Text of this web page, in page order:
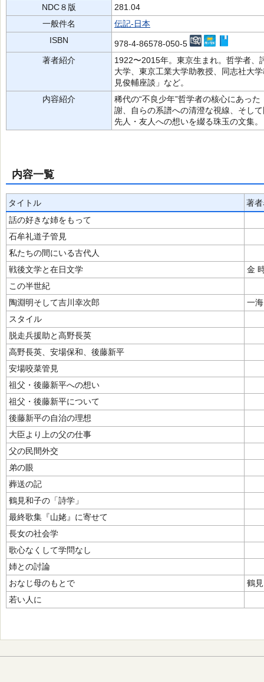
NDC８版
281.04
一般件名
伝記-日本
ISBN
978-4-86578-050-5
著者紹介
1922〜2015年。東京生まれ。哲学者、
大学、東京工業大学助教授、同志社大
見俊輔座談」など。
内容紹介
稀代の“不良少年”哲学者の核心にあっ
謝、自らの系譜への清澄な視線、そし
先人・友人への想いを綴る珠玉の文集。
内容一覧
タイトル
著
話の好きな姉をもって
石牟礼道子管見
私たちの間にいる古代人
戦後文学と在日文学
金
この半世紀
陶淵明そして吉川幸次郎
一
スタイル
脱走兵援助と高野長英
高野長英、安場保和、後藤新平
安場咬菜管見
祖父・後藤新平への想い
祖父・後藤新平について
後藤新平の自治の理想
大臣より上の父の仕事
父の民間外交
弟の眼
葬送の記
鶴見和子の「詩学」
最終歌集『山姥』に寄せて
長女の社会学
歌心なくして学問なし
姉との討論
おなじ母のもとで
鶴
若い人に